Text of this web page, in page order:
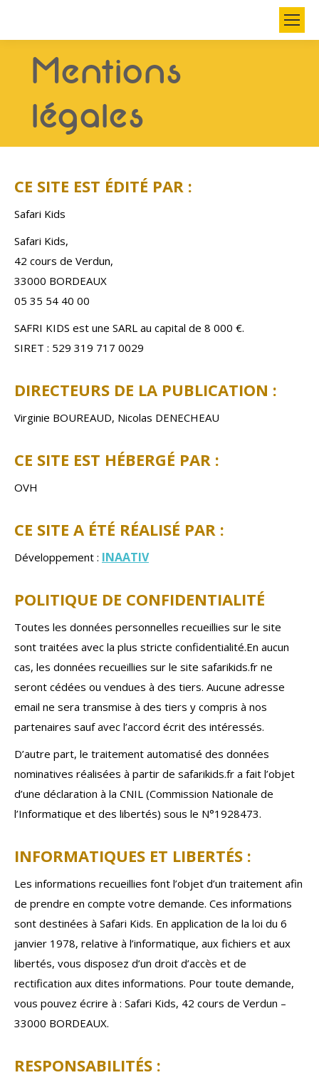
Search:
Mentions
légales
CE SITE EST ÉDITÉ PAR :
Safari Kids
Safari Kids,
42 cours de Verdun,
33000 BORDEAUX
05 35 54 40 00
SAFRI KIDS est une SARL au capital de 8 000 €.
SIRET : 529 319 717 0029
DIRECTEURS DE LA PUBLICATION :
Virginie BOUREAUD, Nicolas DENECHEAU
CE SITE EST HÉBERGÉ PAR :
OVH
CE SITE A ÉTÉ RÉALISÉ PAR :
Développement : INAATIV
POLITIQUE DE CONFIDENTIALITÉ
Toutes les données personnelles recueillies sur le site
sont traitées avec la plus stricte confidentialité.En aucun
cas, les données recueillies sur le site safarikids.fr ne
seront cédées ou vendues à des tiers. Aucune adresse
email ne sera transmise à des tiers y compris à nos
partenaires sauf avec l’accord écrit des intéressés.
D’autre part, le traitement automatisé des données
nominatives réalisées à partir de safarikids.fr a fait l’objet
d’une déclaration à la CNIL (Commission Nationale de
l’Informatique et des libertés) sous le N°1928473.
INFORMATIQUES ET LIBERTÉS :
Les informations recueillies font l’objet d’un traitement afin
de prendre en compte votre demande. Ces informations
sont destinées à Safari Kids. En application de la loi du 6
janvier 1978, relative à l’informatique, aux fichiers et aux
libertés, vous disposez d’un droit d’accès et de
rectification aux dites informations. Pour toute demande,
vous pouvez écrire à : Safari Kids, 42 cours de Verdun –
33000 BORDEAUX.
RESPONSABILITÉS :